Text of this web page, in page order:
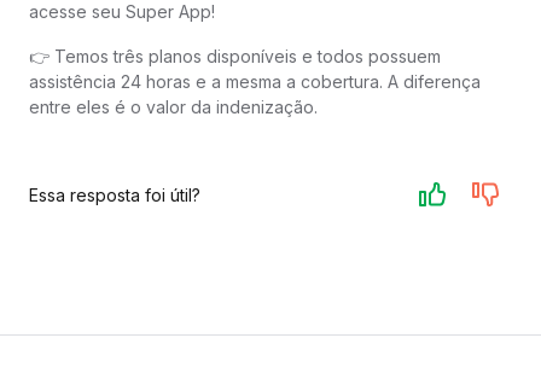
acesse seu Super App!
👉 Temos três planos disponíveis e todos possuem
assistência 24 horas e a mesma a cobertura. A diferença
entre eles é o valor da indenização.
Essa resposta foi útil?